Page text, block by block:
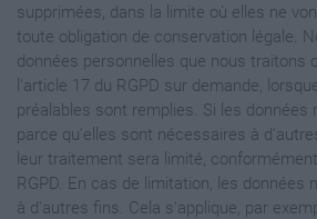
supprimées, dans la limite où elles ne
toute obligation de conservation légale.
données personnelles que nous traitons
l'article 17 du RGPD sur demande,
préalables sont remplies. Si les
parce qu'elles sont nécessaires à
leur traitement sera limité,
RGPD. En cas de limitation, les données
à d'autres fins. Cela s'applique, par